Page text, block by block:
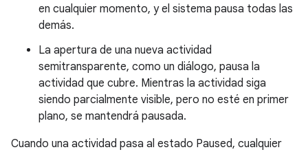
en cualquier momento, y el sistema pausa todas las
demás.
La apertura de una nueva actividad
semitransparente, como un diálogo, pausa la
actividad que cubre. Mientras la actividad siga
siendo parcialmente visible, pero no esté en primer
plano, se mantendrá pausada.
Cuando una actividad pasa al estado Paused, cualquier